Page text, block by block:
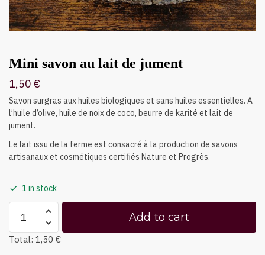
Mini savon au lait de jument
1,50 €
Savon surgras aux huiles biologiques et sans huiles essentielles. A
l’huile d’olive, huile de noix de coco, beurre de karité et lait de
jument.
Le lait issu de la ferme est consacré à la production de savons
artisanaux et cosmétiques certifiés Nature et Progrès.
1 in stock
Add to cart
Total: 1,50 €